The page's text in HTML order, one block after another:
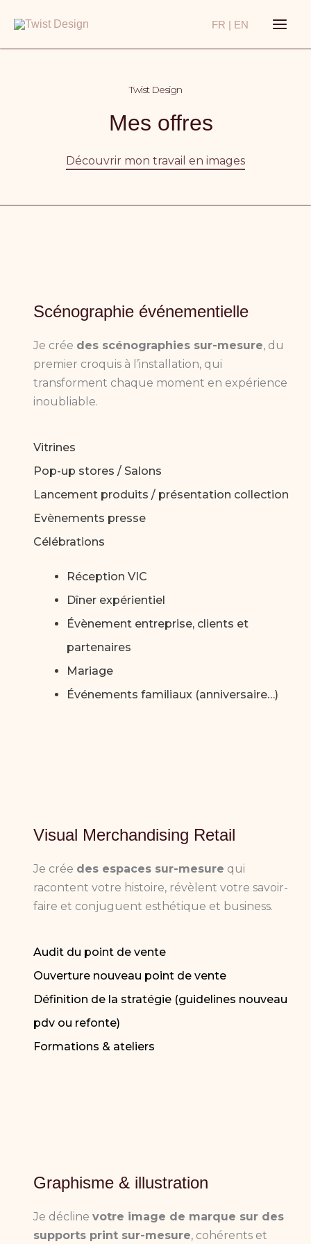
contenu
FR | EN
Twist Design
Mes offres
Découvrir mon travail en images
Scénographie événementielle
Je crée des scénographies sur-mesure, du
premier croquis à l’installation, qui
transforment chaque moment en expérience
inoubliable.
Vitrines
Pop-up stores / Salons
Lancement produits / présentation collection
Evènements presse
Célébrations
Réception VIC
Dîner expérientiel
Évènement entreprise, clients et
partenaires
Mariage
Événements familiaux (anniversaire…)
Visual Merchandising Retail
Je crée des espaces sur-mesure qui
racontent votre histoire, révèlent votre savoir-
faire et conjuguent esthétique et business.
Audit du point de vente
Ouverture nouveau point de vente
Définition de la stratégie (guidelines nouveau
pdv ou refonte)
Formations & ateliers
Graphisme & illustration
Je décline votre image de marque sur des
supports print sur-mesure, cohérents et